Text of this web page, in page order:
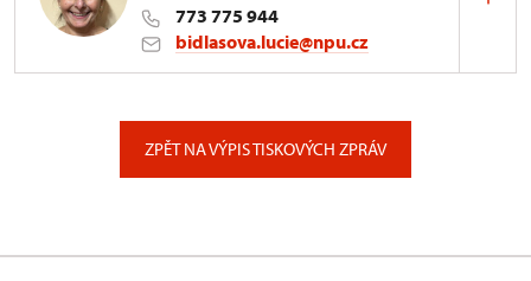
773 775 944
bidlasova.lucie@npu.cz
ZPĚT NA VÝPIS TISKOVÝCH ZPRÁV